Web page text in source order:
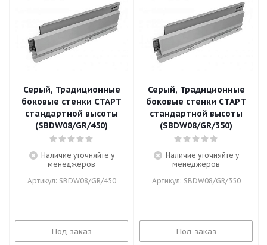
Серый, Традиционные
боковые стенки СТАРТ
стандартной высоты
(SBDW08/GR/450)
Наличие уточняйте у
менеджеров
Артикул: SBDW08/GR/450
Под заказ
Серый, Традиционные
боковые стенки СТАРТ
стандартной высоты
(SBDW08/GR/350)
Наличие уточняйте у
менеджеров
Артикул: SBDW08/GR/350
Под заказ